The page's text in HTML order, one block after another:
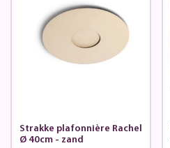
Strakke plafonnière Rachel
Ø 40cm - zand